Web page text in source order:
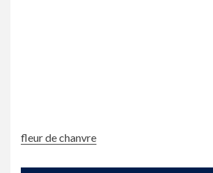
fleur de chanvre